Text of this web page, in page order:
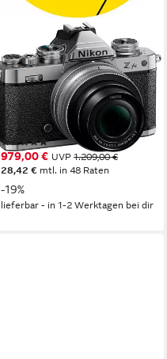
Z fc + 16-50 VR
Systemkamera
20,9 MP Auflösung Foto
4K Ultra HD Auflösung Video
16-50 mm Brennweite
(6)
979,00 € UVP 1.209,00 €
28,42 € mtl. in 48 Raten
-19%
lieferbar - in 1-2 Werktagen bei dir